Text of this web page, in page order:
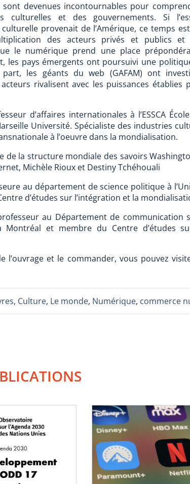
devenues incontournables pour
culturelles et des gouvernements. Si
provenait de l’Amérique, ce temps
des acteurs privés et publics et
le numérique prend une place
les pays émergents ont poursuivi une
les géants du web (GAFAM) ont investi
rivalisent avec les puissances établies
d’affaires internationales à l’ESSCA
Université. Spécialiste des industries
à l’oeuvre dans la mondialisation.
de la structure mondiale des savoirs
Michèle Rioux et Destiny Tchéhouali
au département de science politique à
d’études sur l’intégration et la
au Département de communication
Montréal et membre du Centre d’études
l’ouvrage et le commander, vous pouvez
, Culture, Le monde, Numérique, commerce